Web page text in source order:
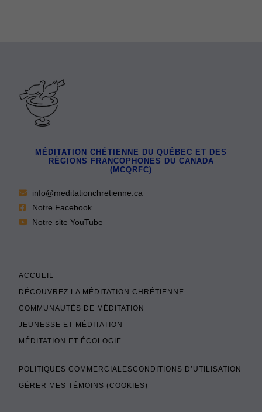
MÉDITATION CHÉTIENNE DU QUÉBEC ET DES
RÉGIONS FRANCOPHONES DU CANADA
(MCQRFC)
info@meditationchretienne.ca
Notre Facebook
Notre site YouTube
ACCUEIL
DÉCOUVREZ LA MÉDITATION CHRÉTIENNE
COMMUNAUTÉS DE MÉDITATION
JEUNESSE ET MÉDITATION
MÉDITATION ET ÉCOLOGIE
POLITIQUES COMMERCIALESCONDITIONS D’UTILISATION
GÉRER MES TÉMOINS (COOKIES)